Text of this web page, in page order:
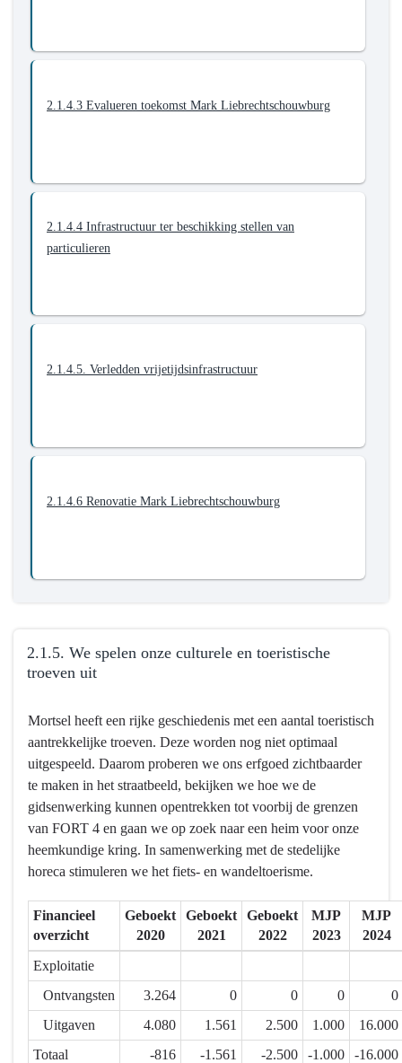
2.1.4.3 Evalueren toekomst Mark Liebrechtschouwburg
2.1.4.4 Infrastructuur ter beschikking stellen van
particulieren
2.1.4.5. Verledden vrijetijdsinfrastructuur
2.1.4.6 Renovatie Mark Liebrechtschouwburg
2.1.5. We spelen onze culturele en toeristische
troeven uit
naar
navigatie
2.1.
Mortsel
heeft
een
breed
aanbod
kwalitatieve
vrijetijds-
dienstverleningsinfrastructuur
Actieplannen
Mortsel heeft een rijke geschiedenis met een aantal toeristisch
aantrekkelijke troeven. Deze worden nog niet optimaal
uitgespeeld. Daarom proberen we ons erfgoed zichtbaarder
te maken in het straatbeeld, bekijken we hoe we de
gidsenwerking kunnen opentrekken tot voorbij de grenzen
van FORT 4 en gaan we op zoek naar een heim voor onze
heemkundige kring. In samenwerking met de stedelijke
horeca stimuleren we het fiets- en wandeltoerisme.
Financieel
overzicht
Geboekt
2020
Geboekt
2021
Geboekt
2022
MJP
2023
MJP
2024
Exploitatie
Ontvangsten
3.264 0 0 0
0
Uitgaven
4.080 1.561 2.500 1.000
16.000
Totaal
-816 -1.561 -2.500 -1.000 -16.000